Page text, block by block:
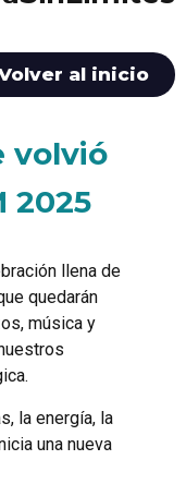
al inicio
volvió
2025
llena de
quedarán
música y
la energía, la
una nueva